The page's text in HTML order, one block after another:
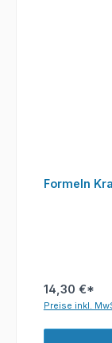
Formeln
14,30 €*
Preise inkl.